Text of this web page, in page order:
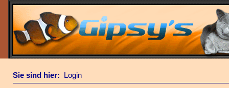
Sie sind hier: Login